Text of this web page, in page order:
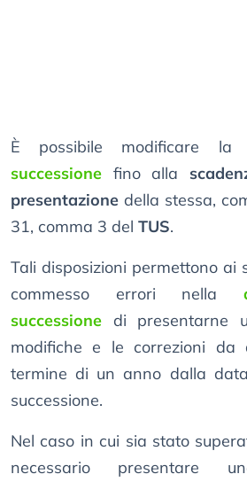
È possibile modificare la
successione fino alla
presentazione della stessa,
31, comma 3 del TUS.
Tali disposizioni permettono ai
commesso errori nella
successione di presentarne
modifiche e le correzioni da
termine di un anno dalla
successione.
Nel caso in cui sia stato
necessario presentare